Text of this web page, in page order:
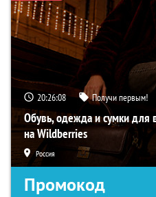
20:26:07 Получи первым!
Обувь, одежда и сумки для
на Wildberries
Россия
Промокод